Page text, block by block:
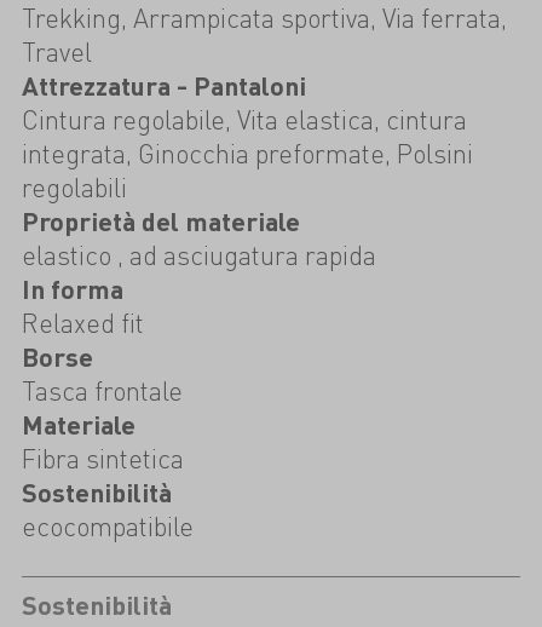
Trekking, Arrampicata sportiva, Via ferrata,
Travel
Attrezzatura - Pantaloni
Cintura regolabile, Vita elastica, cintura
integrata, Ginocchia preformate, Polsini
regolabili
Proprietà del materiale
elastico , ad asciugatura rapida
In forma
Relaxed fit
Borse
Tasca frontale
Materiale
Fibra sintetica
Sostenibilità
ecocompatibile
Sostenibilità